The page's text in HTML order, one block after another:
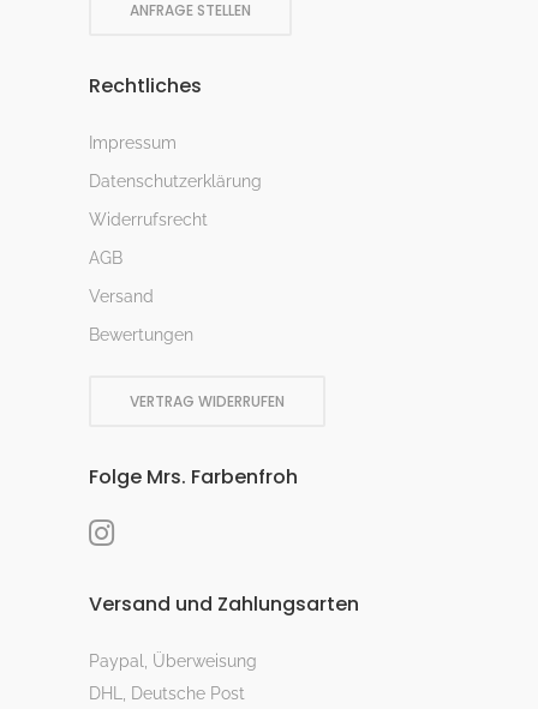
ANFRAGE STELLEN
Rechtliches
Impressum
Datenschutzerklärung
Widerrufsrecht
AGB
Versand
Bewertungen
VERTRAG WIDERRUFEN
Folge Mrs. Farbenfroh
Versand und Zahlungsarten
Paypal, Überweisung
DHL, Deutsche Post